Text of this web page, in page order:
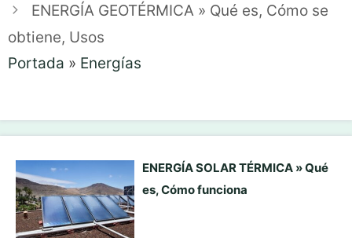
ENERGÍA GEOTÉRMICA » Qué es, Cómo se
obtiene, Usos
Portada » Energías
ENERGÍA SOLAR TÉRMICA » Qué
es, Cómo funciona